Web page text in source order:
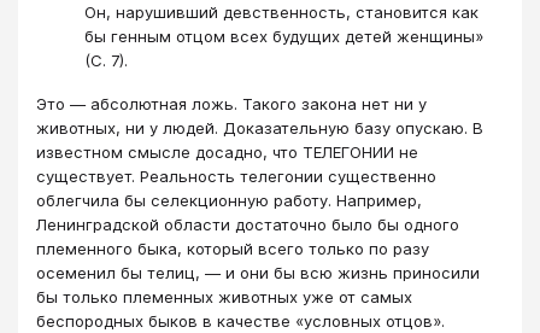
Он, нарушивший девственность, становится как
бы генным отцом всех будущих детей женщины»
(С. 7).
Это — абсолютная ложь. Такого закона нет ни у
животных, ни у людей. Доказательную базу опускаю. В
известном смысле досадно, что ТЕЛЕГОНИИ не
существует. Реальность телегонии существенно
облегчила бы селекционную работу. Например,
Ленинградской области достаточно было бы одного
племенного быка, который всего только по разу
осеменил бы телиц, — и они бы всю жизнь приносили
бы только племенных животных уже от самых
беспородных быков в качестве «условных отцов».